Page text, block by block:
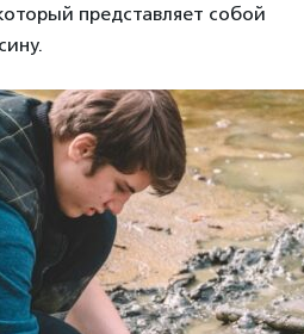
представляет собой